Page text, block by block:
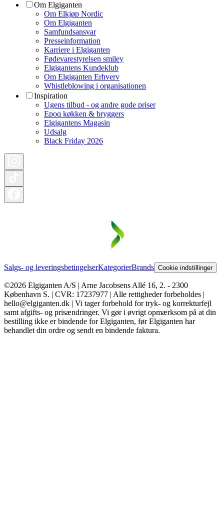
Om Elgiganten
Om Elkjøp Nordic
Om Elgiganten
Samfundsansvar
Presseinformation
Karriere i Elgiganten
Fødevarestyrelsen smiley
Elgigantens Kundeklub
Om Elgiganten Erhverv
Whistleblowing i organisationen
Inspiration
Ugens tilbud - og andre gode priser
Epoq køkken & bryggers
Elgigantens Magasin
Udsalg
Black Friday 2026
Salgs- og leveringsbetingelserKategorierBrands Cookie indstillinger
©2026 Elgiganten A/S | Arne Jacobsens Allé 16, 2. - 2300
København S. | CVR: 17237977 | Alle rettigheder forbeholdes |
hello@elgiganten.dk | Vi tager forbehold for tryk- og korrekturfejl
samt afgifts- og prisændringer. Vi gør i øvrigt opmærksom på at din
bestilling ikke er bindende for Elgiganten, før Elgiganten har
behandlet din ordre og sendt en bindende faktura.